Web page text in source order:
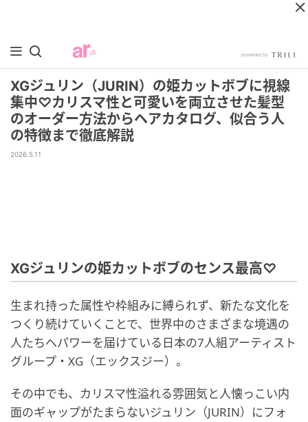
XGジュリン（JURIN）の姫カットボブに視線
集中♡カリスマ性と可愛いを両立させた髪型
のオーダー方法からヘアカタログ、似合う人
の特徴まで徹底解説
2026.5.11
XGジュリンの姫カットボブのセンス最高♡
生まれ持った属性や枠組みに縛られず、新たな文化を
つくり続けていくことで、世界中のさまざまな境遇の
人たちへパワーを届けている日本の7人組アーティスト
グループ・XG（エックスジー）。
その中でも、カリスマ性溢れる雰囲気と人懐っこい内
面のギャップがたまらないジュリン（JURIN）にフォ